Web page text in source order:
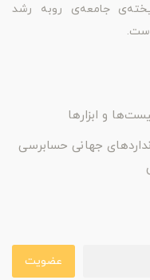
جامعه‌ی روبه رشد
و ابزارها
جهانی حسابرسی
عضویت